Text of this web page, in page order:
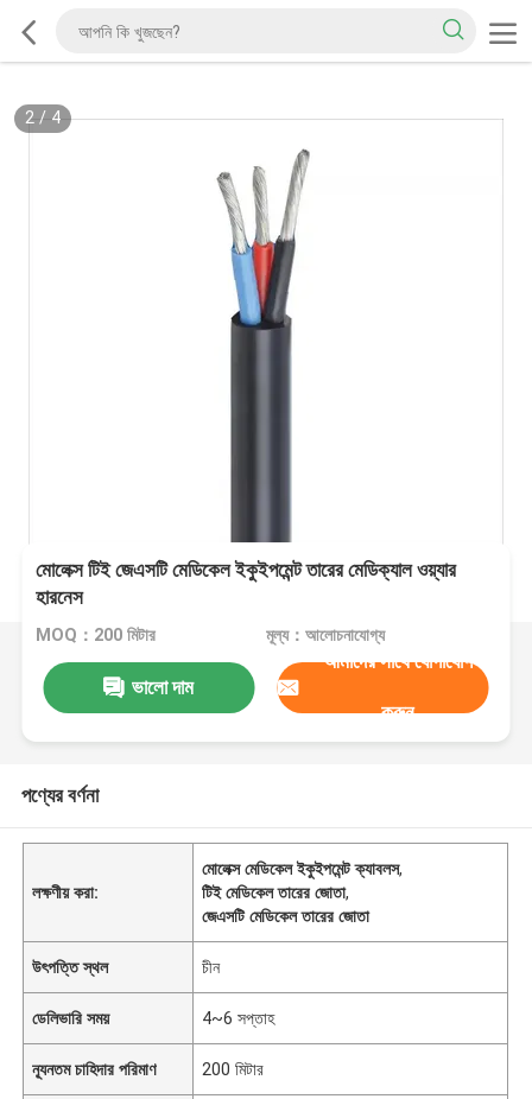
2/ 4
মোলেক্স টিই জেএসটি মেডিকেল ইকুইপমেন্ট তারের মেডিক্যাল ওয়্যার
হারনেস
MOQ：200 মিটার মূল্য：আলোচনাযোগ্য
ভালো দাম
আমাদের সাথে যোগাযোগ
করুন
পণ্যের বর্ণনা
লক্ষণীয় করা:
মোলেক্স মেডিকেল ইকুইপমেন্ট ক্যাবলস,
টিই মেডিকেল তারের জোতা,
জেএসটি মেডিকেল তারের জোতা
উৎপত্তি স্থল চীন
ডেলিভারি সময় 4~6 সপ্তাহ
ন্যূনতম চাহিদার পরিমাণ 200 মিটার